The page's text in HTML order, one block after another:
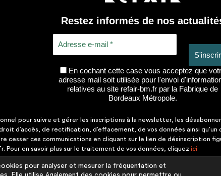
Restez informés de nos
En cochant cette case vous acceptez que
adresse mail soit utilisée pour l'envoi
relatives au site refair-bm.fr par la Fabrique de
Bordeaux Métropole.
pour suivre et gérer les inscriptions à la newsletter, les
droit d’accès, de rectification, d’effacement, de vos données ainsi
cesser ces communications en cliquant sur le lien de désinscription
en savoir plus sur le traitement de vos données, cliquez ici
pour analyser et mesurer la fréquentation et